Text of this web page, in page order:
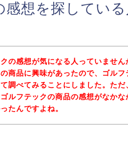
感想を探してい
の感想が気になる人っていませ
商品に興味があったので、ゴルフ
調べてみることにしました。ただ
ルフテックの商品の感想がなかな
たんですよね。